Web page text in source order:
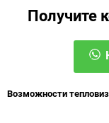
Получите
Возможности